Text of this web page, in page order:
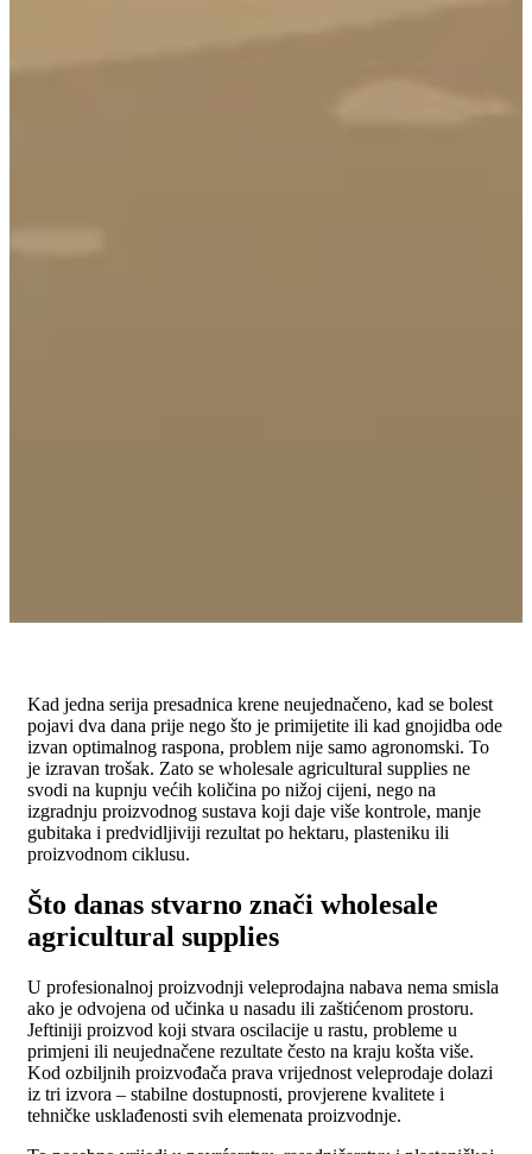
Kad jedna serija presadnica krene neujednačeno, kad se bolest
pojavi dva dana prije nego što je primijetite ili kad gnojidba ode
izvan optimalnog raspona, problem nije samo agronomski. To
je izravan trošak. Zato se wholesale agricultural supplies ne
svodi na kupnju većih količina po nižoj cijeni, nego na
izgradnju proizvodnog sustava koji daje više kontrole, manje
gubitaka i predvidljiviji rezultat po hektaru, plasteniku ili
proizvodnom ciklusu.
Što danas stvarno znači wholesale
agricultural supplies
U profesionalnoj proizvodnji veleprodajna nabava nema smisla
ako je odvojena od učinka u nasadu ili zaštićenom prostoru.
Jeftiniji proizvod koji stvara oscilacije u rastu, probleme u
primjeni ili neujednačene rezultate često na kraju košta više.
Kod ozbiljnih proizvođača prava vrijednost veleprodaje dolazi
iz tri izvora – stabilne dostupnosti, provjerene kvalitete i
tehničke usklađenosti svih elemenata proizvodnje.